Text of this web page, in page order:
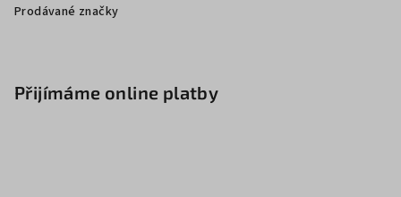
Prodávané značky
Přijímáme online platby